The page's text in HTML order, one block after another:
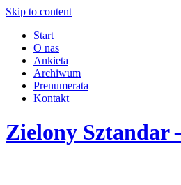
Skip to content
Start
O nas
Ankieta
Archiwum
Prenumerata
Kontakt
Zielony